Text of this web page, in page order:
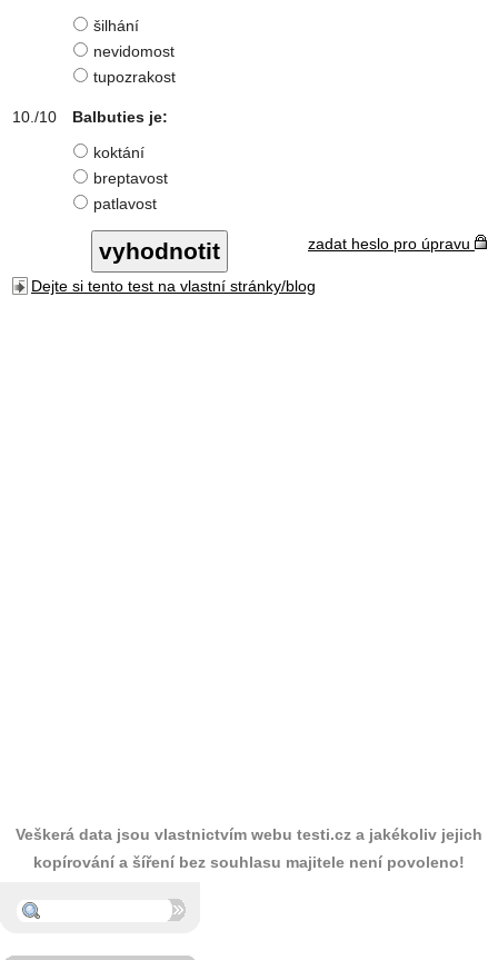
šilhání
nevidomost
tupozrakost
Balbuties je:
koktání
breptavost
patlavost
zadat heslo pro úpravu
Dejte si tento test na vlastní stránky/blog
Veškerá data jsou vlastnictvím webu testi.cz a jakékoliv jejich
kopírování a šíření bez souhlasu majitele není povoleno!